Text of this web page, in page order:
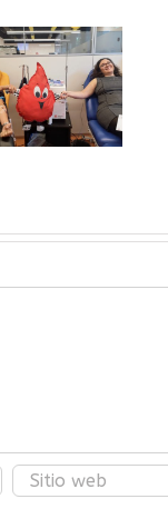
El Reto
Gota a Gota
en Santader,
19/06/2019